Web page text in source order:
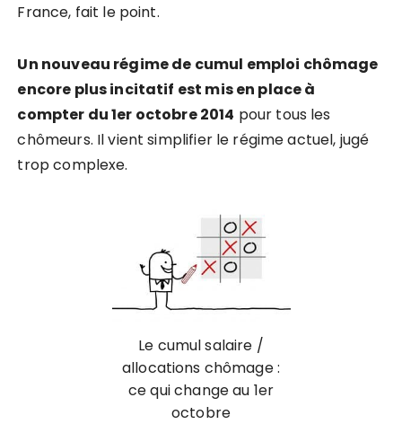
France, fait le point.
Un nouveau régime de cumul emploi chômage
encore plus incitatif est mis en place à
compter du 1er octobre 2014 pour tous les
chômeurs. Il vient simplifier le régime actuel, jugé
trop complexe.
Le cumul salaire /
allocations chômage :
ce qui change au 1er
octobre